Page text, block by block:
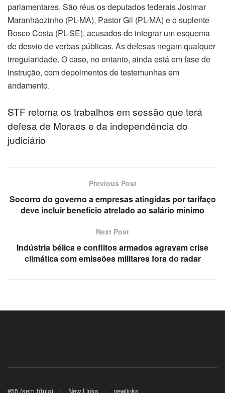
parlamentares. São réus os deputados federais Josimar
Maranhãozinho (PL-MA), Pastor Gil (PL-MA) e o suplente
Bosco Costa (PL-SE), acusados de integrar um esquema
de desvio de verbas públicas. As defesas negam qualquer
irregularidade. O caso, no entanto, ainda está em fase de
instrução, com depoimentos de testemunhas em
andamento.
STF retoma os trabalhos em sessão que terá
defesa de Moraes e da independência do
judiciário
Previous Post
Socorro do governo a empresas atingidas por tarifaço
deve incluir benefício atrelado ao salário mínimo
Next Post
Indústria bélica e conflitos armados agravam crise
climática com emissões militares fora do radar
#55 (sem título) New Links newlinks